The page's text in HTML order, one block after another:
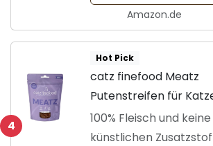
Amazon.de
4
Hot Pick
catz finefood Meatz
Putenstreifen für
100% Fleisch und keine
künstlichen